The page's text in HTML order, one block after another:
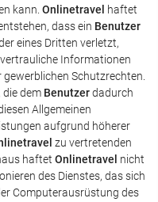
kann. Onlinetravel
haftet
dass ein Benutzer
eines Dritten verletzt,
Informationen
Schutzrechten.
dem Benutzerdadurch
Allgemeinen
aufgrund höherer
zu vertretenden
haftet Onlinetravel nicht
des Dienstes, das sich
Computerausrüstung des